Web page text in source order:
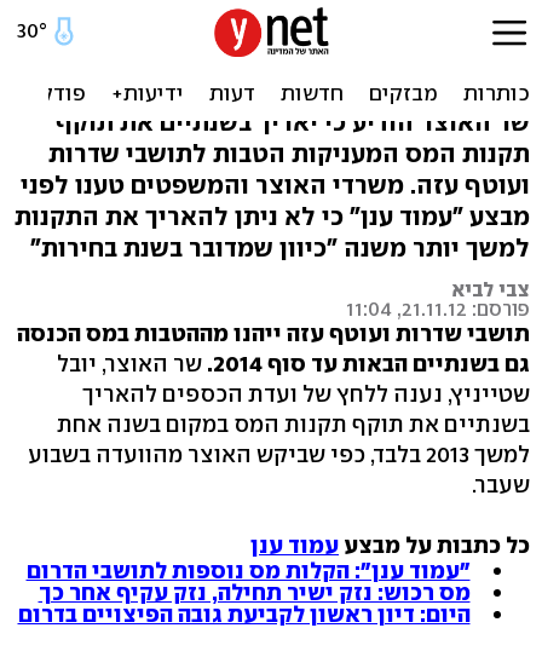
שטייניץ: הטבות המס בעוטף
עזה יוארכו לשנתיים
שר האוצר הודיע כי יאריך בשנתיים את תוקף
תקנות המס המעניקות הטבות לתושבי שדרות
ועוטף עזה. משרדי האוצר והמשפטים טענו לפני
מבצע "עמוד ענן" כי לא ניתן להאריך את התקנות
למשך יותר משנה "כיוון שמדובר בשנת בחירות"
צבי לביא
פורסם: 21.11.12, 11:04
תושבי שדרות ועוטף עזה ייהנו מההטבות במס הכנסה
גם בשנתיים הבאות עד סוף 2014.
שר האוצר, יובל
שטייניץ, נענה ללחץ של ועדת הכספים להאריך
בשנתיים את תוקף תקנות המס במקום בשנה אחת
למשך 2013 בלבד, כפי שביקש האוצר מהוועדה בשבוע
שעבר.
כל כתבות על מבצע עמוד ענן
"עמוד ענן": הקלות מס נוספות לתושבי הדרום
מס רכוש: נזק ישיר תחילה, נזק עקיף אחר כך
היום: דיון ראשון לקביעת גובה הפיצויים בדרום